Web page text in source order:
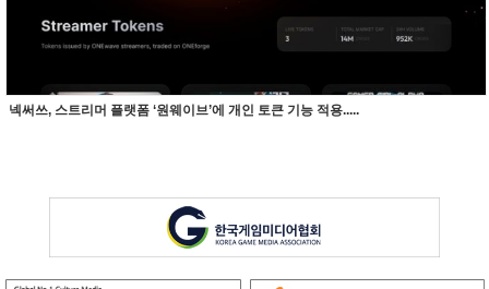
넥써쓰, 스트리머 플랫폼 ‘원웨이브’에 개인 토큰 기능 적용.....